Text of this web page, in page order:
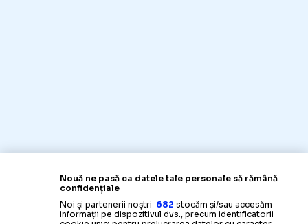
Nouă ne pasă ca datele tale personale să rămână
confidențiale
Noi și partenerii noștri 682 stocăm și/sau accesăm
informații pe dispozitivul dvs., precum identificatorii